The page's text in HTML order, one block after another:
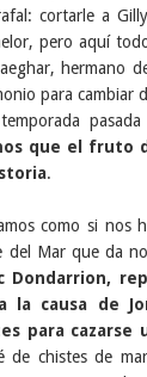
cortarle a
pero aquí
hermano
para cambiar
que el fruto
.
como si nos
del Mar que da
Dondarrion,
la causa de
para
de chistes de